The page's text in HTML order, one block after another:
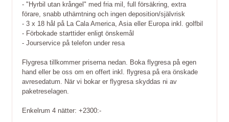
- "Hyrbil utan krångel" med fria mil, full försäkring, extra
förare, snabb uthämtning och ingen deposition/självrisk
- 3 x 18 hål på La Cala America, Asia eller Europa inkl. golfbil
- Förbokade starttider enligt önskemål
- Jourservice på telefon under resa
Flygresa tillkommer priserna nedan. Boka flygresa på egen
hand eller be oss om en offert inkl. flygresa på era önskade
avresedatum. När vi bokar er flygresa skyddas ni av
paketreselagen.
Enkelrum 4 nätter: +2300:-